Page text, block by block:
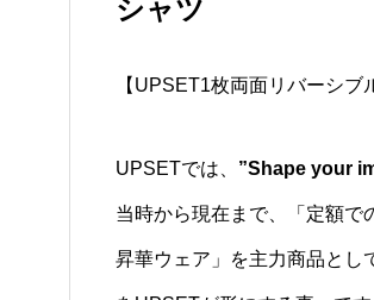
【UPSET1枚両面リバーシブ
UPSETでは、 ”Shape your
当時から現在まで、「定額で
昇華ウェア」を主力商品とし